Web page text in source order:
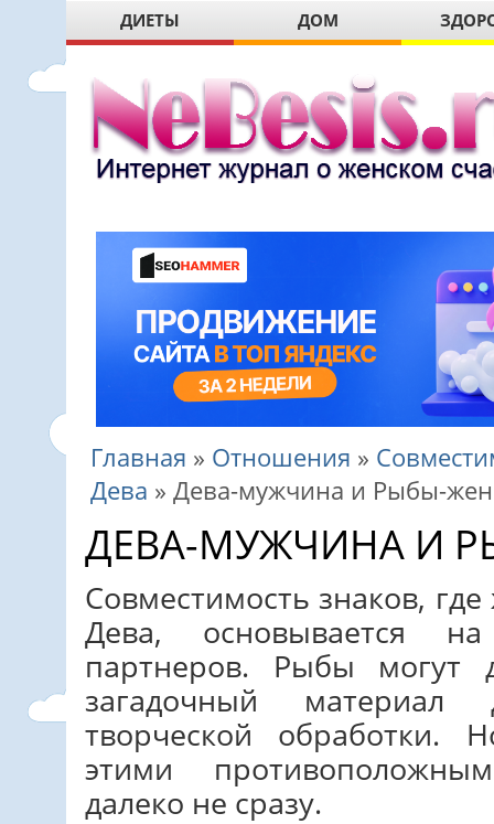
ДИЕТЫ ДОМ
Главная » Отношения »
Дева » Дева-мужчина и Рыбы-
ДЕВА-МУЖЧИНА И
Совместимость знаков,
Дева, основывается
партнеров. Рыбы могут
загадочный материал
творческой обработки.
этими
далеко не сразу.